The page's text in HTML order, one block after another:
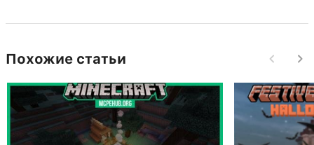
Похожие статьи